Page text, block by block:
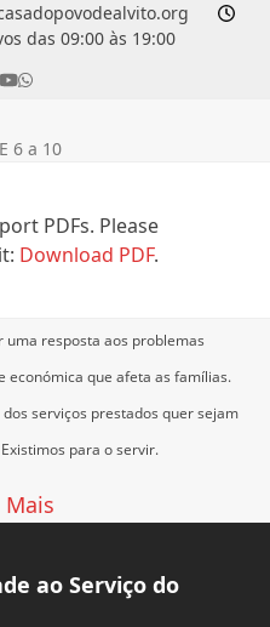
das 09:00 às 19:00
YouTube
Whatsapp
6 a 10
PDFs. Please
Download PDF.
uma resposta aos problemas
económica que afeta as famílias.
serviços prestados quer sejam
Existimos para o servir.
Mais
ao Serviço do